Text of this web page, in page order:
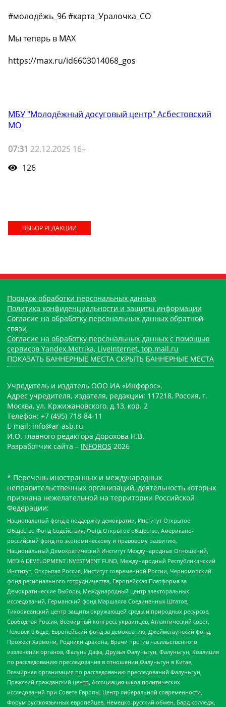
#молодёжь_96 #карта_Уралочка_СО
Мы теперь в MAX
https://max.ru/id6603014068_gos
МБУ "Молодёжный досуговый центр" Асбестовский
МО
07:31 22.12.2025 16+
126
ВЫБОР РЕДАКЦИИ
Порядок обработки персональных данных
Политика конфиденциальности и защиты информации
Согласие на обработку персональных данных обратной
связи
Согласие на обработку персональных данных с помощью
сервисов Yandex.Metrika, LiveInternet, top.mail.ru
ПОКАЗАТЬ БАННЕРНЫЕ МЕСТА СКРЫТЬ БАННЕРНЫЕ МЕСТА
Учредитель и издатель ООО ИА «Инфорос».
Адрес учредителя, издателя, редакции: 117218, Россия, г.
Москва, ул. Кржижановского, д.13, кор. 2
Телефон: +7 (495) 718-84-11
E-mail: info@ar-asb.ru
И.О. главного редактора Дорохова Н.В.
Разработчик сайта – INFOROS 2026
* Перечень иностранных и международных
неправительственных организаций, деятельность которых
признана нежелательной на территории Российской
Федерации:
Национальный фонд в поддержку демократии, Институт Открытое
Общество Фонд Содействия, Фонд Открытое общество, Американо-
российский фонд по экономическому и правовому развитию,
Национальный Демократический Институт Международных Отношений,
MEDIA DEVELOPMENT INVESTMENT FUND, Международный Республиканский
Институт, Открытая Россия, Институт современной России, Черноморский
фонд регионального сотрудничества, Европейская Платформа за
Демократические Выборы, Международный центр электоральных
исследований, Германский фонд Маршалла Соединенных Штатов,
Тихоокеанский центр защиты окружающей среды и природных ресурсов,
Свободная Россия, Всемирный конгресс украинцев, Атлантический совет,
Человек в беде, Европейский фонд за демократию, Джеймстаунский фонд,
Прожект Хармони, Родники дракона, Врачи против насильственного
извлечения органов, Фалунь Дафа, Друзья Фалуньгун, Фалуньгун, Коалиция
по расследованию преследования в отношении Фалуньгун в Китае,
Всемирная организация по расследованию преследований Фалуньгун,
Пражский гражданский центр, Ассоциация школ политических
исследований при Совете Европы, Центр либеральной современности,
Форум русскоязычных европейцев, Немецко-русский обмен, Бард колледж,